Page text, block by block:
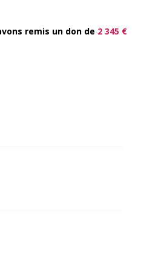
remis un don de 2 345 €